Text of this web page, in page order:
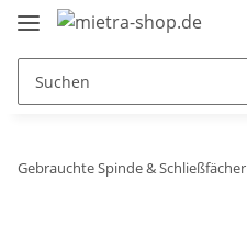
Gebrauchte Spinde & Schließfächer